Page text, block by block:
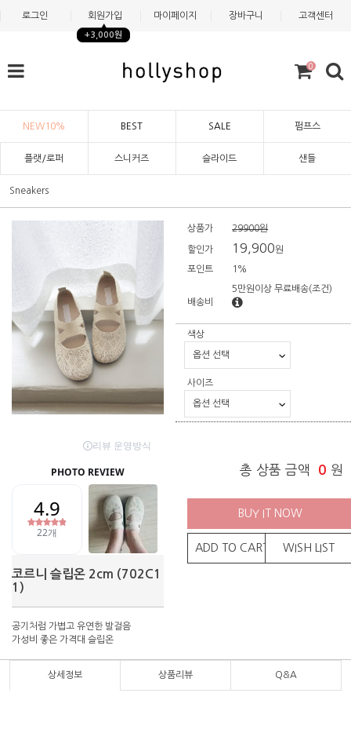
로그인 회원가입
+3,000원
마이페이지 장바구니 고객센터
0
NEW10% BEST SALE 펌프스
플랫/로퍼 스니커즈 슬라이드 샌들
Sneakers
코르니 슬립온 2cm (702C1
1)
공기처럼 가볍고 유연한 발걸음
가성비 좋은 가격대 슬립온
상품가 29900원
할인가 19,900원
포인트 1%
배송비
5만원이상 무료배송(조건)
색상
사이즈
총 상품 금액 0 원
BUY IT NOW
ADD TO CART WISH LIST
상세정보 상품리뷰 Q&A